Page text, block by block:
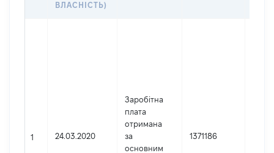
ВЛАСНІСТЬ)
1 24.03.2020
Заробітна
плата
отримана
за
основним
1371186